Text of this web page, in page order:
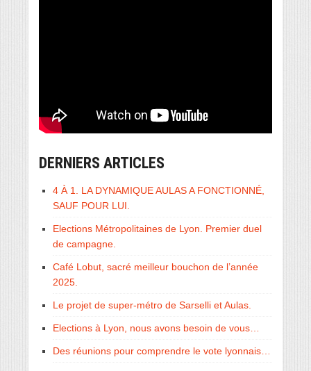
DERNIERS ARTICLES
4 À 1. LA DYNAMIQUE AULAS A FONCTIONNÉ,
SAUF POUR LUI.
Elections Métropolitaines de Lyon. Premier duel
de campagne.
Café Lobut, sacré meilleur bouchon de l’année
2025.
Le projet de super-métro de Sarselli et Aulas.
Elections à Lyon, nous avons besoin de vous…
Des réunions pour comprendre le vote lyonnais…